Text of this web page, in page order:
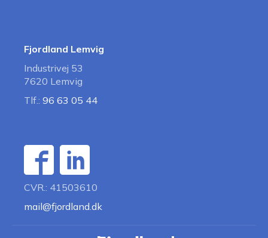
Fjordland Lemvig
Industrivej 53
7620 Lemvig
Tlf.: 96 63 05 44
CVR.: 41503610
mail@fjordland.dk